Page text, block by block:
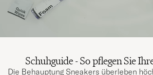
Schuhguide - So pflegen Sie
Die Behauptung Sneakers überleben